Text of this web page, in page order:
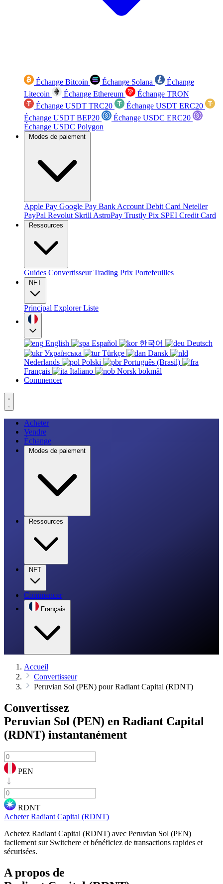
Échange Bitcoin Échange Solana
Échange
Litecoin
Échange Ethereum
Échange TRON
Échange USDT TRC20
Échange USDT ERC20
Échange USDT BEP20
Échange USDC ERC20
Échange USDC Polygon
Modes de paiement
Apple Pay Google Pay Bank Account Debit Card Neteller
PayPal Revolut Skrill AstroPay Trustly Pix SPEI Credit Card
Ressources
Guides ConvertisseurTrading Prix Portefeuilles
NFT
Principal ExplorerListe
English Español 한국어
Deutsch
Українська
Türkçe
Dansk
Nederlands
Polski
Português (Brasil)
Français
Italiano
Norsk bokmål
Commencer
Acheter
Vendre
Échange
Modes de paiement
Ressources
NFT
Commencer
Français
Accueil
Convertisseur
Peruvian Sol (PEN) pour Radiant Capital (RDNT)
Convertissez
Peruvian Sol (PEN) en Radiant Capital
(RDNT) instantanément
PEN
RDNT
Acheter Radiant Capital (RDNT)
Achetez Radiant Capital (RDNT) avec Peruvian Sol (PEN)
facilement sur Switchere et bénéficiez de transactions rapides et
sécurisées.
A propos de